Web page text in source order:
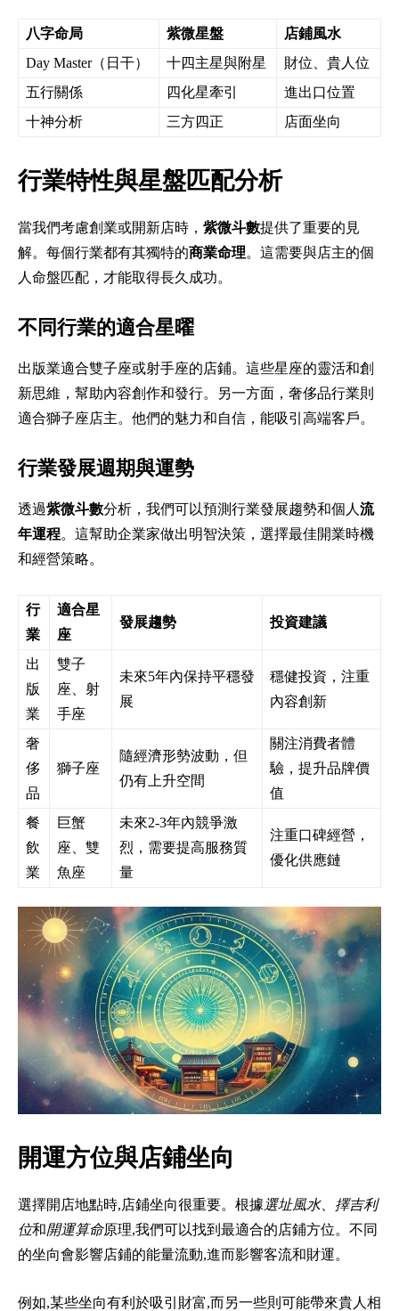
八字命局 紫微星盤
店鋪風水
Day Master（日干）
十四主星與附星
財位、貴人位
五行關係
四化星牽引
進出口位置
十神分析
三方四正 店面坐向
行業特性與星盤匹配分析
當我們考慮創業或開新店時， 紫微斗數提供了重要的見
解。每個行業都有其獨特的商業命理。這需要與店主的個
人命盤匹配，才能取得長久成功。
不同行業的適合星曜
出版業適合雙子座或射手座的店鋪。這些星座的靈活和創
新思維，幫助內容創作和發行。另一方面，奢侈品行業則
適合獅子座店主。他們的魅力和自信，能吸引高端客戶。
行業發展週期與運勢
透過紫微斗數分析，我們可以預測行業發展趨勢和個人 流
年運程。這幫助企業家做出明智決策，選擇最佳開業時機
和經營策略。
行
業
適合星
座
發展趨勢 投資建議
出
版
業
雙子
座、射
手座
未來5年內保持平穩發
展
穩健投資，注重
內容創新
奢
侈
品
獅子座
隨經濟形勢波動，但
仍有上升空間
關注消費者體
驗，提升品牌價
值
餐
飲
業
巨蟹
座、雙
魚座
未來2-3年內競爭激
烈，需要提高服務質
量
注重口碑經營，
優化供應鏈
開運方位與店鋪坐向
選擇開店地點時,店鋪坐向很重要。根據選址風水、 擇吉利
位和開運算命原理,我們可以找到最適合的店鋪方位。不同
的坐向會影響店鋪的能量流動,進而影響客流和財運。
例如,某些坐向有利於吸引財富,而另一些則可能帶來貴人相